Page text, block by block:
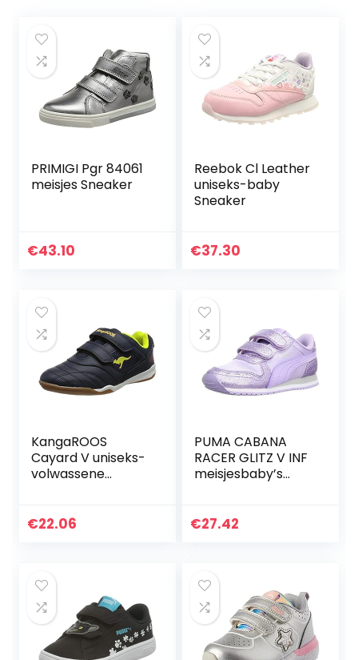
PRIMIGI Pgr 84061
meisjes Sneaker
€43.10
Reebok Cl Leather
uniseks-baby
Sneaker
€37.30
KangaROOS
Cayard V uniseks-
volwassene
€22.06
PUMA CABANA
RACER GLITZ V INF
meisjesbaby’s
€27.42